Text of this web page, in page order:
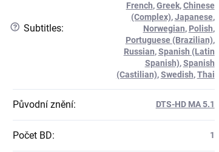
? Subtitles:
French,Greek,Chinese
(Complex),Japanese,
Norwegian, Polish,
Portuguese (Brazilian),
Russian,Spanish (Latin
Spanish),Spanish
(Castilian),Swedish,Thai
Původní znění: DTS-HD MA 5.1
Počet BD: 1